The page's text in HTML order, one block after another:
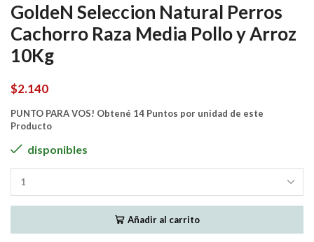
GoldeN Seleccion Natural Perros
Cachorro Raza Media Pollo y Arroz
10Kg
$2.140
PUNTO PARA VOS! Obtené 14 Puntos por unidad de este
Producto
disponibles
Perros
Añadir al carrito